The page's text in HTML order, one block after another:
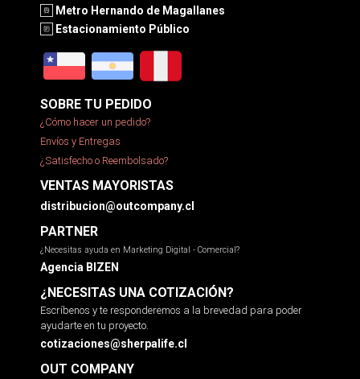
Metro Hernando de Magallanes
Estacionamiento Público
SOBRE TU PEDIDO
¿Cómo hacer un pedido?
Envíos y Entregas
¿Satisfecho o Reembolsado?
VENTAS MAYORISTAS
distribucion@outcompany.cl
PARTNER
¿Necesitas ayuda en Marketing Digital - Comercial?
Agencia BIZEN
¿NECESITAS UNA COTIZACIÓN?
Escríbenos y te responderemos a la brevedad para poder
ayudarte en tu proyecto.
cotizaciones@sherpalife.cl
OUT COMPANY